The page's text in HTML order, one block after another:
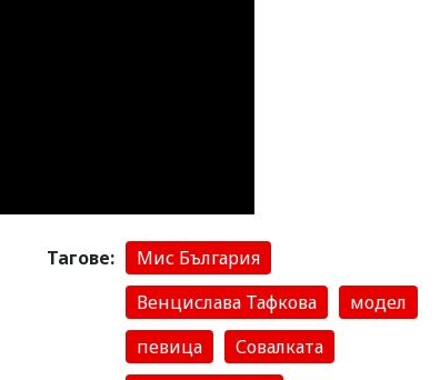
Тагове:
Мис България
Венцислава Тафкова
модел
певица
Совалката